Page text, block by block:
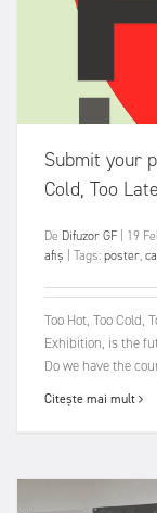
Submit your
Cold, Too Late
De Difuzor GF 19
afiș
Tags:poster,
Too Hot, Too Cold,
Exhibition, is the
Do we have the
Citește mai mult